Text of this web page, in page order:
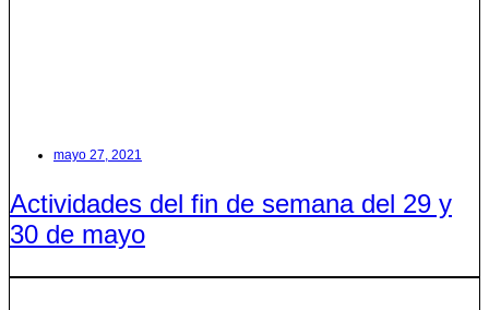
mayo 27, 2021
Actividades del fin de semana del 29 y
30 de mayo